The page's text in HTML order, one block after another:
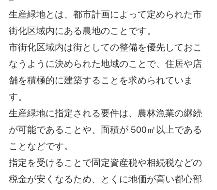
生産緑地とは、都市計画によって定められた市
街化区域内にある農地のことです。
市街化区域内は街としての整備を優先しておこ
なうように決められた地域のことで、住居や店
舗を積極的に建築することを求められていま
す。
生産緑地に指定される要件は、農林漁業の継続
が可能であることや、面積が 500㎡以上である
ことなどです。
指定を受けることで固定資産税や相続税などの
税金が安くなるため、とくに地価が高い都心部